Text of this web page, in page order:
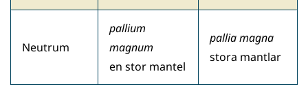
Neutrum
pallium
magnum
en stor mantel
pallia magna
stora mantlar